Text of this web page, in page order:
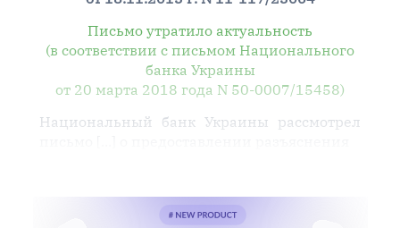
Письмо утратило актуальность
(в соответствии с письмом Национального
банка Украины
от 20 марта 2018 года N 50-0007/15458)
Национальный банк Украины рассмотрел